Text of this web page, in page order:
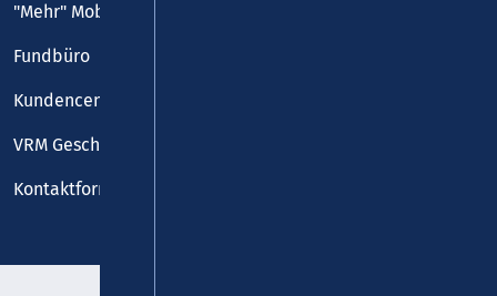
"Mehr" Mobilität
Fundbüro
Kundencenter
VRM Geschäftsstelle
Kontaktformular